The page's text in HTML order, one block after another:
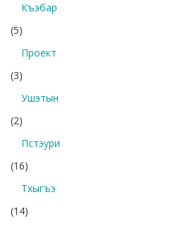
Къэбар
(5)
Проект
(3)
Ушэтын
(2)
Пстэури
(16)
Тхыгъэ
(14)